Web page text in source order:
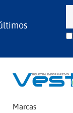
Marcas